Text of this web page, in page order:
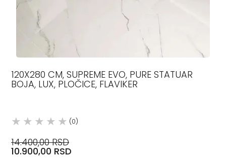
120X280 CM, SUPREME EVO, PURE STATUAR
BOJA, LUX, PLOČICE, FLAVIKER
(0)
14.400,00 RSD
10.900,00 RSD